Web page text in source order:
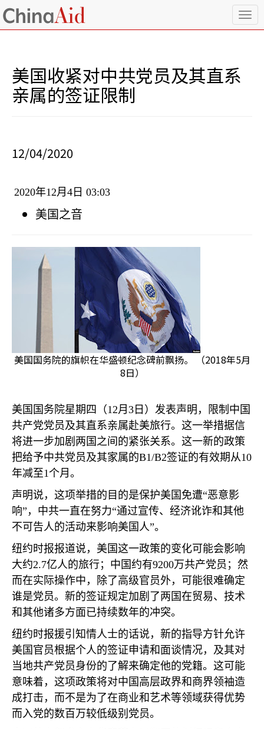
T
o
美国收紧对中共党员及其直系
亲属的签证限制
12/04/2020
2020年12月 4 日 03:03
美国之音
美国国务院的旗帜在华盛顿纪念碑前飘扬。 （2018年5月
8日）
美国国务院星期四（12月 3 日）发表声明，限制中国
共产党党员及其直系亲属赴美旅行。这一举措据信
将进一步加剧两国之间的紧张关系。这一新的政策
把给予中共党员及其家属的B1/B2签证的有效期从10
年减至1个月。
声明说，这项举措的目的是保护美国免遭“恶意影
响”，中共一直在努力“通过宣传、经济讹诈和其他
不可告人的活动来影响美国人”。
纽约时报报道说，美国这一政策的变化可能会影响
大约2.7亿人的旅行；中国约有9200万共产党员；然
而在实际操作中，除了高级官员外，可能很难确定
谁是党员。新的签证规定加剧了两国在贸易、技术
和其他诸多方面已持续数年的冲突。
纽约时报援引知情人士的话说，新的指导方针允许
美国官员根据个人的签证申请和面谈情况，及其对
当地共产党员身份的了解来确定他的党籍。这可能
意味着，这项政策将对中国高层政界和商界领袖造
成打击，而不是为了在商业和艺术等领域获得优势
而入党的数百万较低级别党员。